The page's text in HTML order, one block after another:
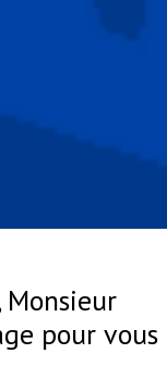
pour vous